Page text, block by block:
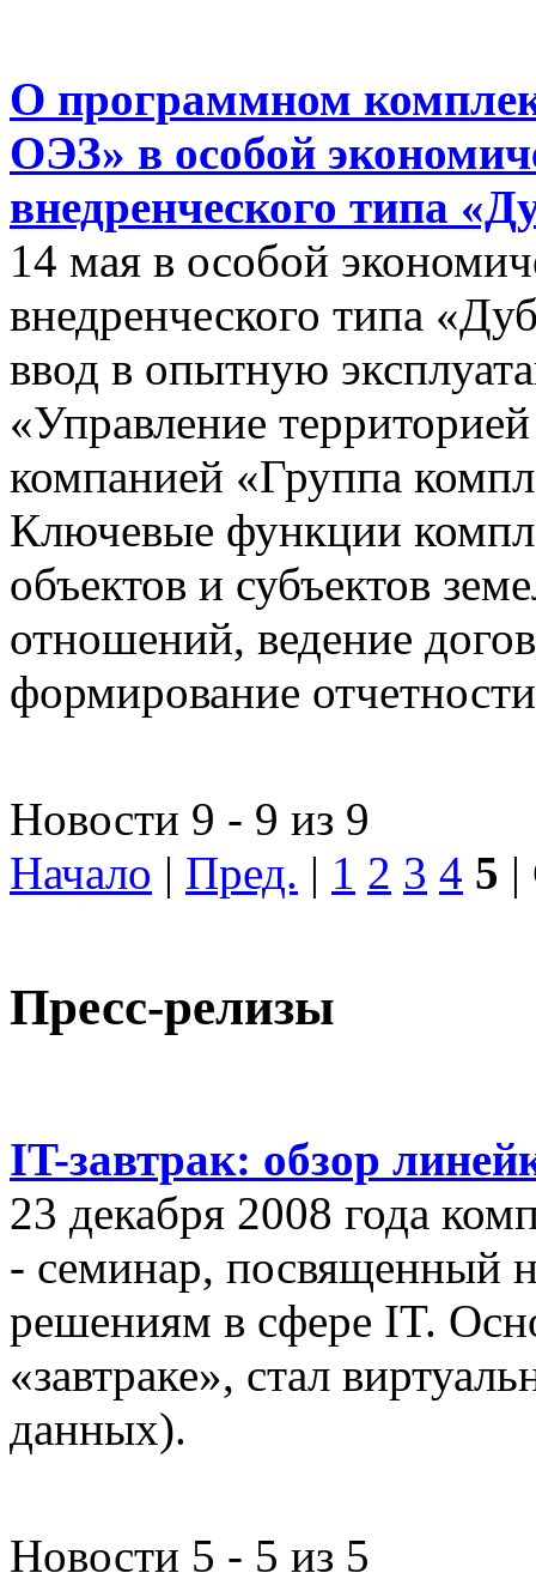
О программном
ОЭЗ» в особой
внедренческого типа
14 мая в особой
внедренческого типа
ввод в опытную
«Управление
компанией «Группа
Ключевые функции
объектов и субъектов
отношений, ведение
формирование
Новости 9 - 9 из 9
Начало | Пред. | 1 2 3 4 5 |
Пресс-релизы
IT-завтрак: обзор
23 декабря 2008 года
- семинар, посвященный
решениям в сфере IT.
«завтраке», стал
данных).
Новости 5 - 5 из 5